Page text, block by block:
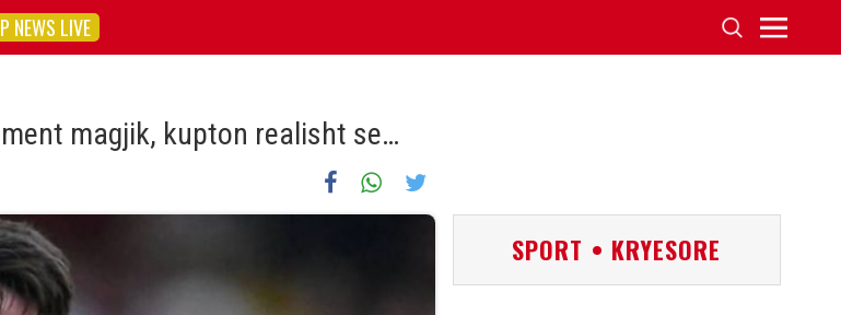
NEWS LIVE
magjik, kupton realisht se…
SPORT • KRYESORE